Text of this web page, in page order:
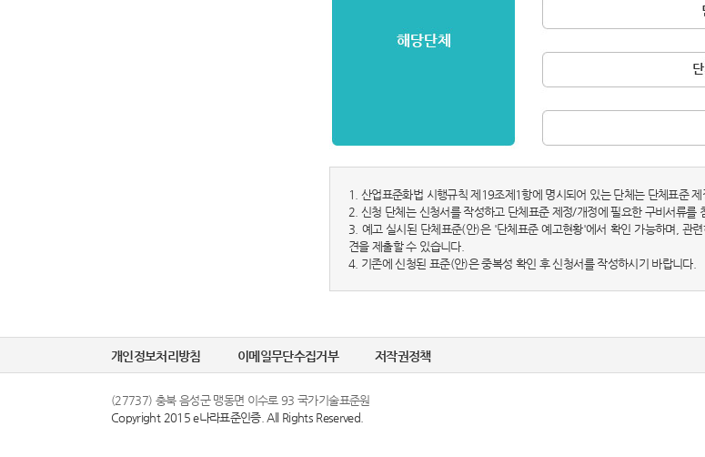
1. 산업표준화법 시행규칙 제19조제1항에 명시되어 있는 단체는 단체표준
2. 신청 단체는 신청서를 작성하고 단체표준 제정/개정에 필요한 구비서류
3. 예고 실시된 단체표준(안)은 '단체표준 예고현황'에서 확인 가능하며, 관
견을 제출할 수 있습니다.
4. 기존에 신청된 표준(안)은 중복성 확인 후 신청서를 작성하시기 바랍니다.
개인정보처리방침 이메일무단수집거부 저작권정책
(27737) 충북 음성군 맹동면 이수로 93 국가기술표준원
Copyright 2015 e나라표준인증. All Rights Reserved.